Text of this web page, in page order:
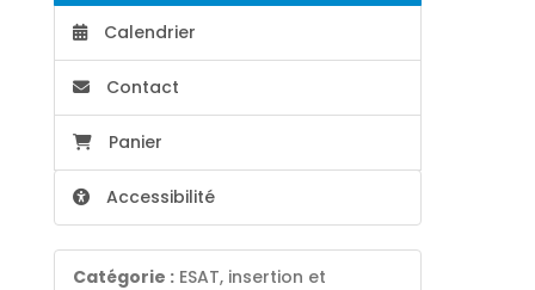
Calendrier
Contact
Panier
Accessibilité
Catégorie : ESAT, insertion et